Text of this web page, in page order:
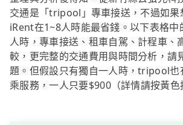
交通是「tripool」專車接送，不過如果
iRent在1~8人時能最省錢。以下表格中
人時，專車接送、租車自駕、計程車、
較，更完整的交通費用與時間分析，請
題。但假設只有獨自一人時，tripool也
乘服務，一人只要$900（詳情請按黃色